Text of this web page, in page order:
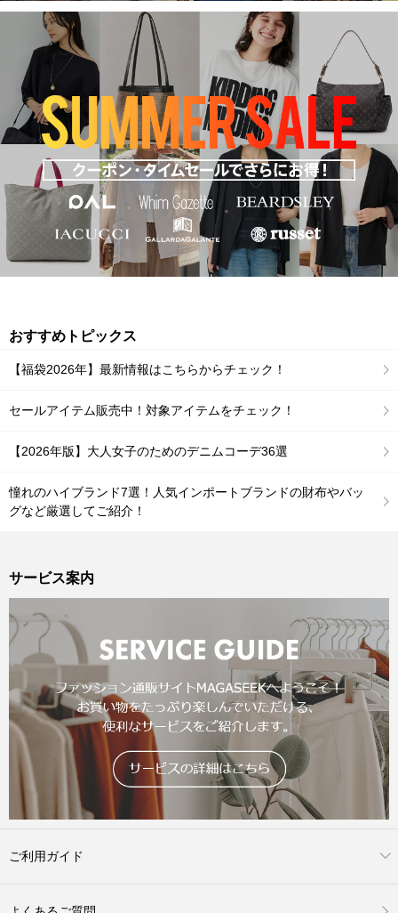
おすすめトピックス
【福袋2026年】最新情報はこちらからチェック！
セールアイテム販売中！対象アイテムをチェック！
【2026年版】大人女子のためのデニムコーデ36選
憧れのハイブランド7選！人気インポートブランドの財布やバッ
グなど厳選してご紹介！
サービス案内
ご利用ガイド